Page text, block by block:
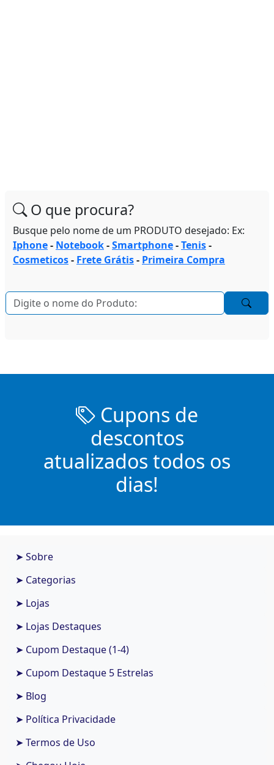
O que procura?
Busque pelo nome de um PRODUTO desejado: Ex:
Iphone- Notebook-Smartphone-Tenis-
Cosmeticos- Frete Grátis- Primeira Compra
Cupons de
descontos
atualizados todos os
dias!
➤ Sobre
➤ Categorias
➤ Lojas
➤ Lojas Destaques
➤ Cupom Destaque (1-4)
➤ Cupom Destaque 5 Estrelas
➤ Blog
➤ Política Privacidade
➤ Termos de Uso